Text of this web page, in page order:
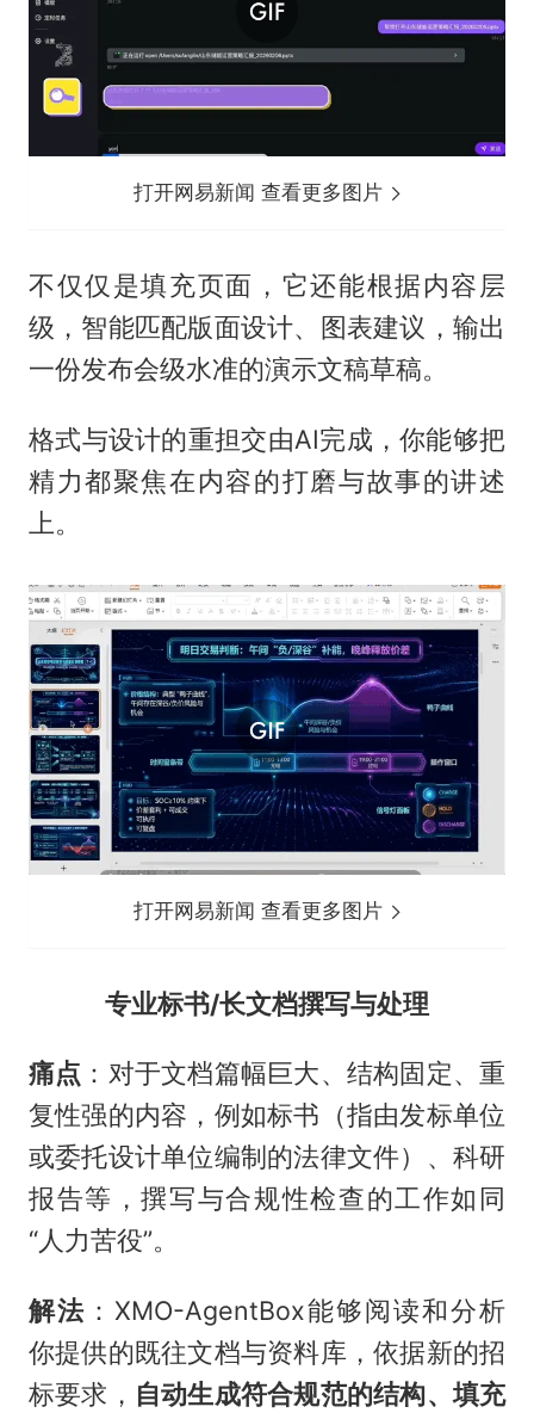
打开网易新闻 查看更多图片
不仅仅是填充页面，它还能根据内容层
级，智能匹配版面设计、图表建议，输出
一份发布会级水准的演示文稿草稿。
格式与设计的重担交由AI完成，你能够把
精力都聚焦在内容的打磨与故事的讲述
上。
打开网易新闻 查看更多图片
专业标书/长文档撰写与处理
痛点 ：对于文档篇幅巨大、结构固定、重
复性强的内容，例如标书（指由发标单位
或委托设计单位编制的法律文件）、科研
报告等，撰写与合规性检查的工作如同
“人力苦役”。
解法 ：XMO-AgentBox能够阅读和分析
你提供的既往文档与资料库，依据新的招
标要求， 自动生成符合规范的结构、填充